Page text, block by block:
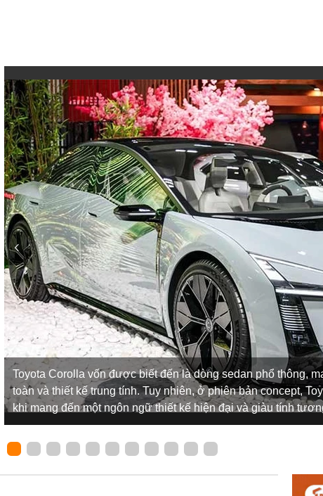
Toyota Corolla vốn được biết đến là dòng sedan phổ thông,
toàn và thiết kế trung tính. Tuy nhiên, ở phiên bản concept,
khi mang đến một ngôn ngữ thiết kế hiện đại và giàu tính